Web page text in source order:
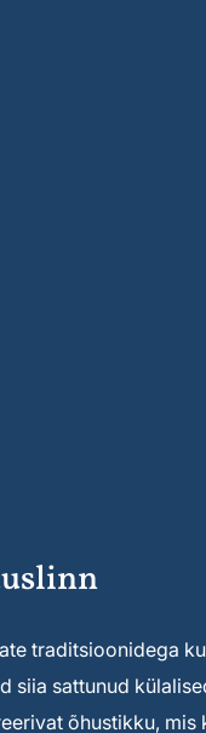
traditsioonidega
siia sattunud
õhustikku,